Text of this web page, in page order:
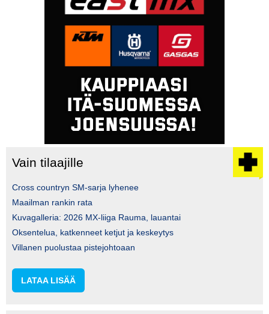
Vain tilaajille
Cross countryn SM-sarja lyhenee
Maailman rankin rata
Kuvagalleria: 2026 MX-liiga Rauma, lauantai
Oksentelua, katkenneet ketjut ja keskeytys
Villanen puolustaa pistejohtoaan
LATAA LISÄÄ